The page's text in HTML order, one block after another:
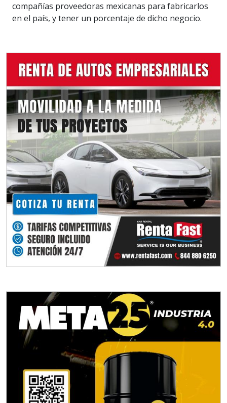
compañías proveedoras mexicanas para fabricarlos
en el país, y tener un porcentaje de dicho negocio.